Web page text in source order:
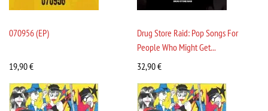
070956 (EP)
19,90€
Drug Store Raid: Pop Songs For
People Who Might Get...
32,90€